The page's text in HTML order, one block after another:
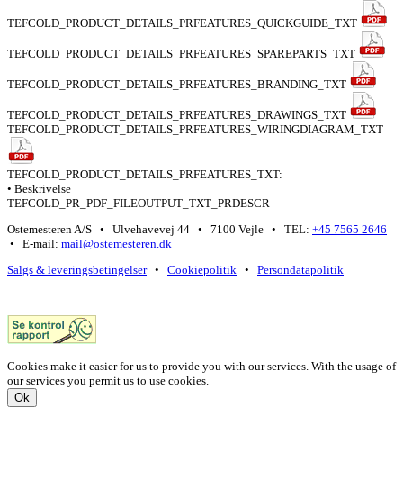
TEFCOLD_PRODUCT_DETAILS_PRFEATURES_QUICKGUIDE_TXT
TEFCOLD_PRODUCT_DETAILS_PRFEATURES_SPAREPARTS_TXT
TEFCOLD_PRODUCT_DETAILS_PRFEATURES_BRANDING_TXT
TEFCOLD_PRODUCT_DETAILS_PRFEATURES_DRAWINGS_TXT
TEFCOLD_PRODUCT_DETAILS_PRFEATURES_WIRINGDIAGRAM_TXT
TEFCOLD_PRODUCT_DETAILS_PRFEATURES_TXT:
• Beskrivelse
TEFCOLD_PR_PDF_FILEOUTPUT_TXT_PRDESCR
Ostemesteren A/S • Ulvehavevej 44 • 7100 Vejle • TEL: +45 7565 2646
• E-mail: mail@ostemesteren.dk
Salgs & leveringsbetingelser• Cookiepolitik • Persondatapolitik
Cookies make it easier for us to provide you with our services. With the usage of
our services you permit us to use cookies.
Ok